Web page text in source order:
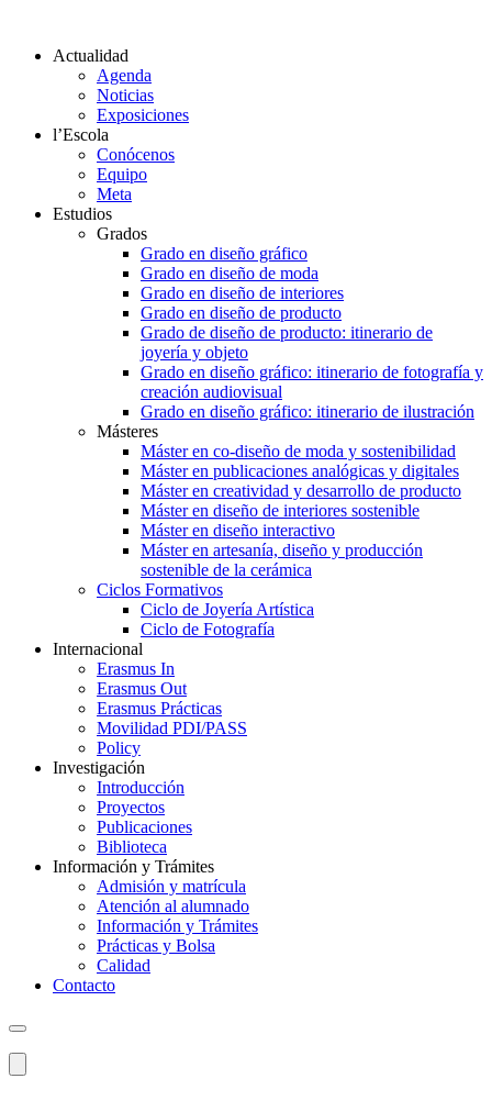
Actualidad
Agenda
Noticias
Exposiciones
l’Escola
Conócenos
Equipo
Meta
Estudios
Grados
Grado en diseño gráfico
Grado en diseño de moda
Grado en diseño de interiores
Grado en diseño de producto
Grado de diseño de producto: itinerario de
joyería y objeto
Grado en diseño gráfico: itinerario de fotografía y
creación audiovisual
Grado en diseño gráfico: itinerario de ilustración
Másteres
Máster en co-diseño de moda y sostenibilidad
Máster en publicaciones analógicas y digitales
Máster en creatividad y desarrollo de producto
Máster en diseño de interiores sostenible
Máster en diseño interactivo
Máster en artesanía, diseño y producción
sostenible de la cerámica
Ciclos Formativos
Ciclo de Joyería Artística
Ciclo de Fotografía
Internacional
Erasmus In
Erasmus Out
Erasmus Prácticas
Movilidad PDI/PASS
Policy
Investigación
Introducción
Proyectos
Publicaciones
Biblioteca
Información y Trámites
Admisión y matrícula
Atención al alumnado
Información y Trámites
Prácticas y Bolsa
Calidad
Contacto